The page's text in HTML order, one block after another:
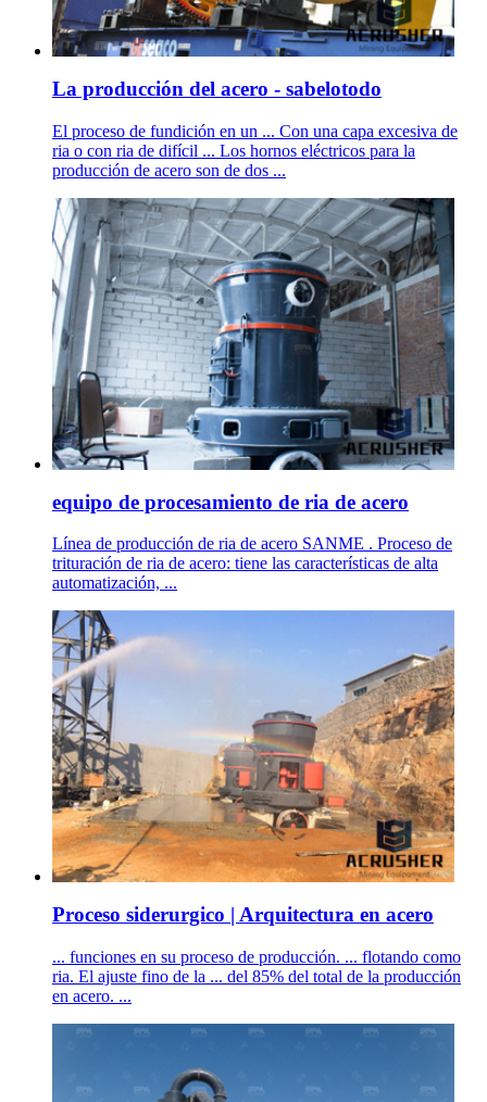
La producción del acero - sabelotodo
El proceso de fundición en un ... Con una capa excesiva de
ria o con ria de difícil ... Los hornos eléctricos para la
producción de acero son de dos ...
equipo de procesamiento de ria de acero
Línea de producción de ria de acero SANME . Proceso de
trituración de ria de acero: tiene las características de alta
automatización, ...
Proceso siderurgico | Arquitectura en acero
... funciones en su proceso de producción. ... flotando como
ria. El ajuste fino de la ... del 85% del total de la producción
en acero. ...